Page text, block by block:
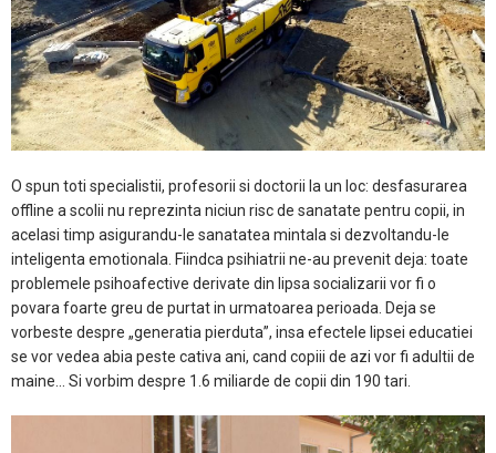
O spun toti specialistii, profesorii si doctorii la un loc: desfasurarea
offline a scolii nu reprezinta niciun risc de sanatate pentru copii, in
acelasi timp asigurandu-le sanatatea mintala si dezvoltandu-le
inteligenta emotionala. Fiindca psihiatrii ne-au prevenit deja: toate
problemele psihoafective derivate din lipsa socializarii vor fi o
povara foarte greu de purtat in urmatoarea perioada. Deja se
vorbeste despre „generatia pierduta”, insa efectele lipsei educatiei
se vor vedea abia peste cativa ani, cand copiii de azi vor fi adultii de
maine... Si vorbim despre 1.6 miliarde de copii din 190 tari.